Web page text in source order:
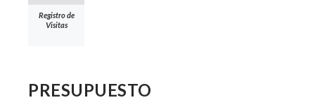
Registro de
Visitas
PRESUPUESTO